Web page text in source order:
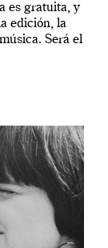
es gratuita, y
edición, la
Será el